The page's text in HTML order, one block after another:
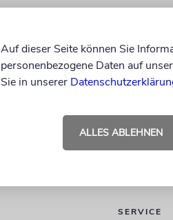
SERVICE
Auf dieser Seite können Sie
personenbezogene Daten auf
Sie in unserer
ALLES ABLEHNEN